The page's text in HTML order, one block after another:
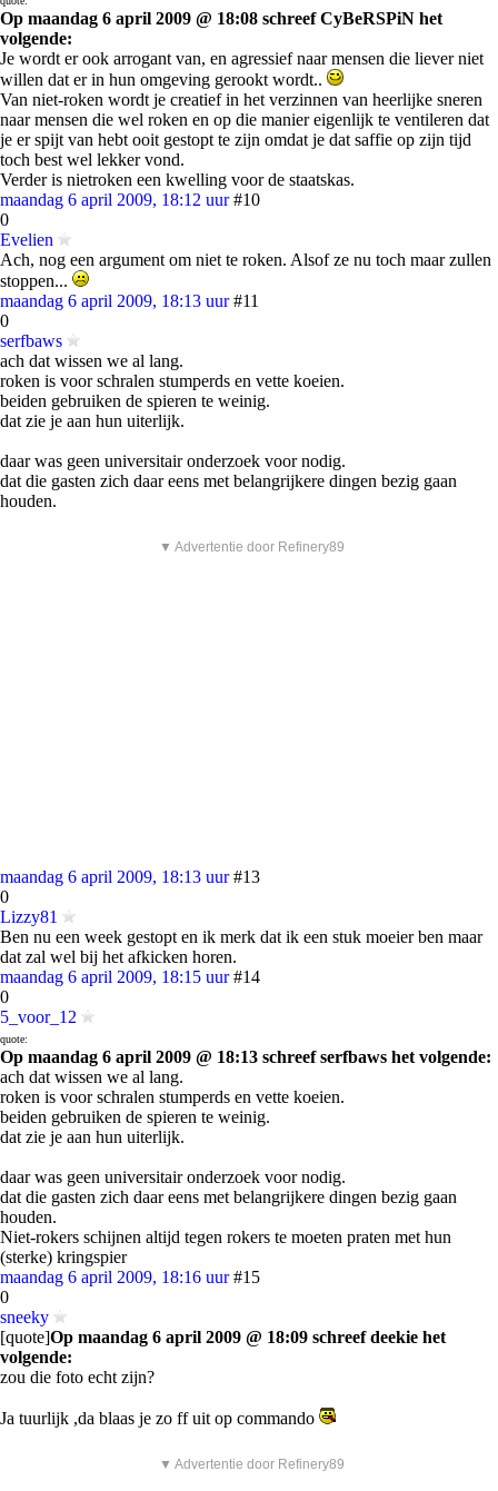
Op maandag 6 april 2009 @ 18:08 schreef CyBeRSPiN het
volgende:
Je wordt er ook arrogant van, en agressief naar mensen die liever niet
willen dat er in hun omgeving gerookt wordt..
Van niet-roken wordt je creatief in het verzinnen van heerlijke sneren
naar mensen die wel roken en op die manier eigenlijk te ventileren dat
je er spijt van hebt ooit gestopt te zijn omdat je dat saffie op zijn tijd
toch best wel lekker vond.
Verder is nietroken een kwelling voor de staatskas.
maandag 6 april 2009, 18:12 uur #10
0
Evelien
Ach, nog een argument om niet te roken. Alsof ze nu toch maar zullen
stoppen...
maandag 6 april 2009, 18:13 uur #11
0
serfbaws
ach dat wissen we al lang.
roken is voor schralen stumperds en vette koeien.
beiden gebruiken de spieren te weinig.
dat zie je aan hun uiterlijk.
daar was geen universitair onderzoek voor nodig.
dat die gasten zich daar eens met belangrijkere dingen bezig gaan
houden.
▼ Advertentie door Refinery89
maandag 6 april 2009, 18:13 uur #13
0
Lizzy81
Ben nu een week gestopt en ik merk dat ik een stuk moeier ben maar
dat zal wel bij het afkicken horen.
maandag 6 april 2009, 18:15 uur #14
0
5_voor_12
quote:
Op maandag 6 april 2009 @ 18:13 schreef serfbaws het volgende:
ach dat wissen we al lang.
roken is voor schralen stumperds en vette koeien.
beiden gebruiken de spieren te weinig.
dat zie je aan hun uiterlijk.
daar was geen universitair onderzoek voor nodig.
dat die gasten zich daar eens met belangrijkere dingen bezig gaan
houden.
Niet-rokers schijnen altijd tegen rokers te moeten praten met hun
(sterke) kringspier
maandag 6 april 2009, 18:16 uur #15
0
sneeky
[quote]Op maandag 6 april 2009 @ 18:09 schreef deekie het
volgende:
zou die foto echt zijn?
Ja tuurlijk ,da blaas je zo ff uit op commando
▼ Advertentie door Refinery89